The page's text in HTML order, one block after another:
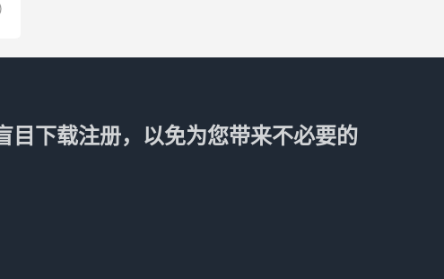
)
目下载注册，以免为您带来不必要的